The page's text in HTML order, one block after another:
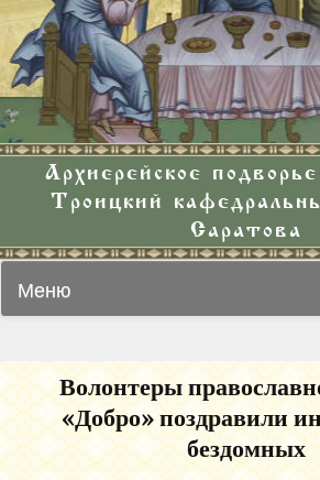
Архиерейское
Троицкий
Саратова
Меню
Волонтеры
«Добро» поздравили
бездомных